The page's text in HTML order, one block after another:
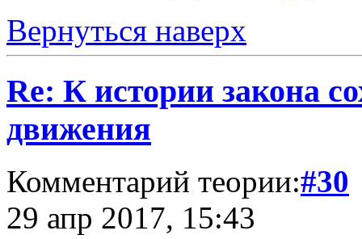
Вернуться наверх
Re: К истории закона
движения
Комментарий теории:#30
29 апр 2017, 15:43